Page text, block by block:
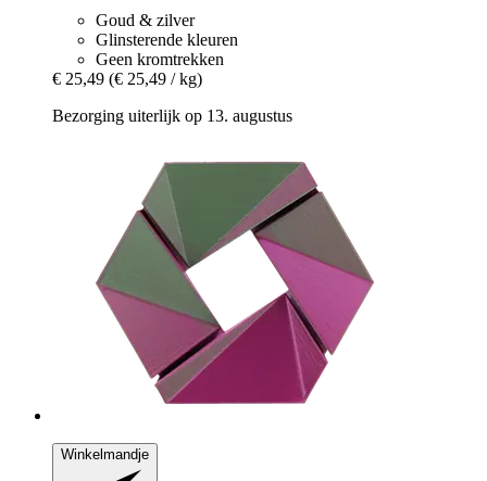
Goud & zilver
Glinsterende kleuren
Geen kromtrekken
€ 25,49 (€ 25,49 / kg)
Bezorging uiterlijk op 13. augustus
Winkelmandje